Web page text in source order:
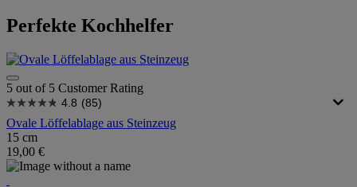
Perfekte Kochhelfer
5 out of 5 Customer Rating
4.8 (85)
Ovale Löffelablage aus Steinzeug
15 cm
19,00 €